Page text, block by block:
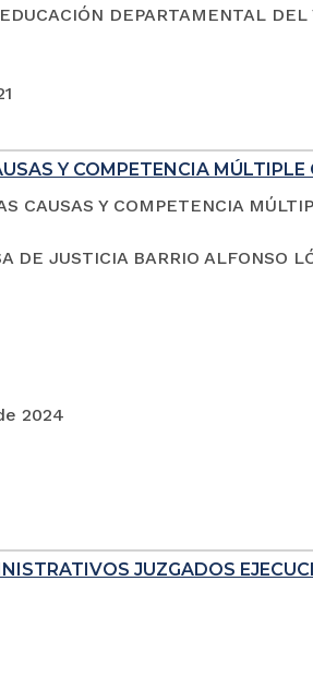
DEPARTAMENTAL
Y COMPETENCIA MÚLTIPLE
CAUSAS Y COMPETENCIA
DE JUSTICIA BARRIO ALFONSO
2024
JUZGADOS